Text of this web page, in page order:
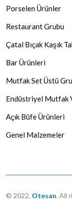
Porselen Ürünler
Restaurant Grubu
Çatal Bıçak Kaşık
Bar Ürünleri
Mutfak Set Üstü
Endüstriyel Mutfak
Açık Büfe Ürünleri
Genel Malzemeler
© 2022, Otesan. All